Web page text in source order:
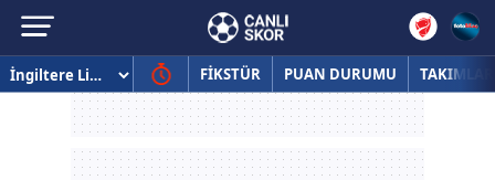
FİKSTÜR PUAN DURUMU TAKIMLAR